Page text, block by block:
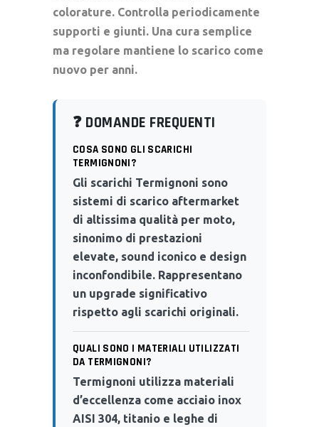
colorature. Controlla periodicamente
supporti e giunti. Una cura semplice
ma regolare mantiene lo scarico come
nuovo per anni.
❓ DOMANDE FREQUENTI
COSA SONO GLI SCARICHI
TERMIGNONI?
Gli scarichi Termignoni sono
sistemi di scarico aftermarket
di altissima qualità per moto,
sinonimo di prestazioni
elevate, sound iconico e design
inconfondibile. Rappresentano
un upgrade significativo
rispetto agli scarichi originali.
QUALI SONO I MATERIALI UTILIZZATI
DA TERMIGNONI?
Termignoni utilizza materiali
d’eccellenza come acciaio inox
AISI 304, titanio e leghe di